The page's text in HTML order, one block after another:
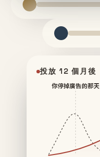
投放 12 個月後
你停掉廣告的那天